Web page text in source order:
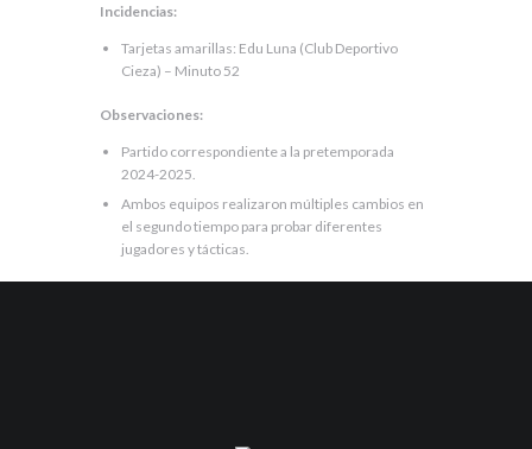
Incidencias:
Tarjetas amarillas: Edu Luna (Club Deportivo
Cieza) – Minuto 52
Observaciones:
Partido correspondiente a la pretemporada
2024-2025.
Ambos equipos realizaron múltiples cambios en
el segundo tiempo para probar diferentes
jugadores y tácticas.